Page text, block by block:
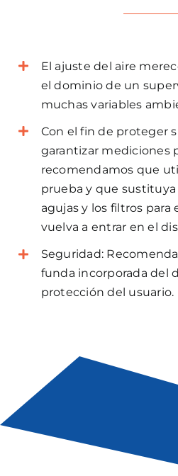
El ajuste del aire
el dominio de un
muchas variables
Con el fin de proteger
garantizar mediciones
recomendamos que
prueba y que
agujas y los filtros
vuelva a entrar en el
Seguridad:
funda incorporada del
protección del usuario.